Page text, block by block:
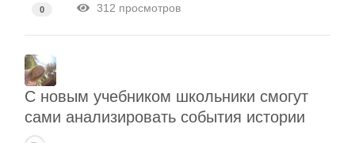
0 312 просмотров
С новым учебником школьники смогут
сами анализировать события истории